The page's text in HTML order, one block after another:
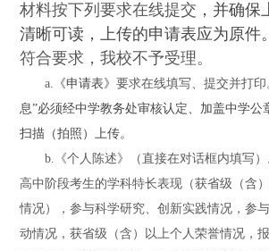
材料按下列要求在线提交 ，并确
清晰可读，上传的申请表应为原件
符合要求，我校不予受理。
a. 《申请表》要求在线填写、提交并打
息”必须经中学教务处审核认定、加盖中学公
扫描（拍照）上传。
b. 《个人陈述》（直接在对话框内填写
高中阶段考生的学科特长表现（获省级（含
情况），参与科学研究、创新实践情况，参
动情况，获省级（含）以上个人荣誉情况，